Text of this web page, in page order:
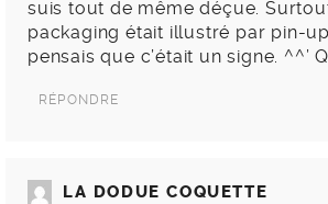
suis tout de même déçue.
packaging était illustré par pin-
pensais que c’était un signe. ^^’
RÉPONDRE
LA DODUE COQUETTE